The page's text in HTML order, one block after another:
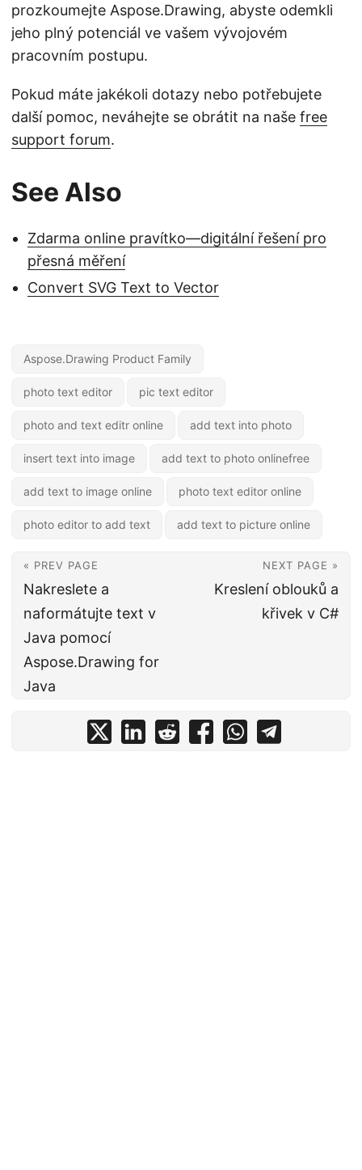
prozkoumejte Aspose.Drawing, abyste odemkli
jeho plný potenciál ve vašem vývojovém
pracovním postupu.
Pokud máte jakékoli dotazy nebo potřebujete
další pomoc, neváhejte se obrátit na naše free
support forum.
See Also
Zdarma online pravítko—digitální řešení pro
přesná měření
Convert SVG Text to Vector
Aspose.Drawing Product Family
photo text editor pic text editor
photo and text editr online add text into photo
insert text into image add text to photo onlinefree
add text to image online photo text editor online
photo editor to add text add text to picture online
« PREV PAGE
Nakreslete a
naformátujte text v
Java pomocí
Aspose.Drawing for
Java
NEXT PAGE »
Kreslení oblouků a
křivek v C#